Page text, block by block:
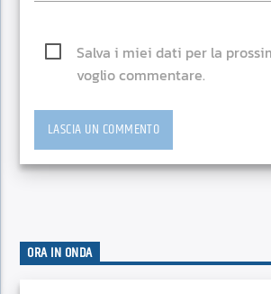
Salva i miei dati per la
voglio commentare.
ORA IN ONDA